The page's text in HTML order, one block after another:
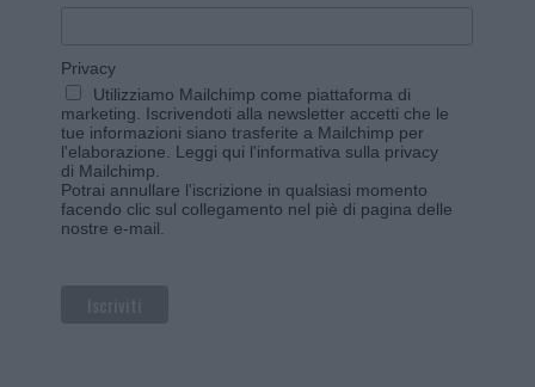
Privacy
Utilizziamo Mailchimp come piattaforma di
marketing. Iscrivendoti alla newsletter accetti che le
tue informazioni siano trasferite a Mailchimp per
l'elaborazione. Leggi qui l'informativa sulla privacy
di Mailchimp
Potrai annullare l'iscrizione in qualsiasi momento
facendo clic sul collegamento nel piè di pagina delle
nostre e-mail.